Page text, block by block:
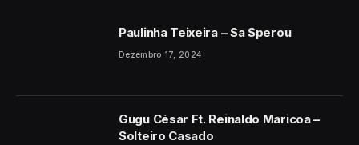
Paulinha Teixeira – Sa Sperou
Dezembro 17, 2024
Gugu César Ft. Reinaldo Maricoa –
Solteiro Casado